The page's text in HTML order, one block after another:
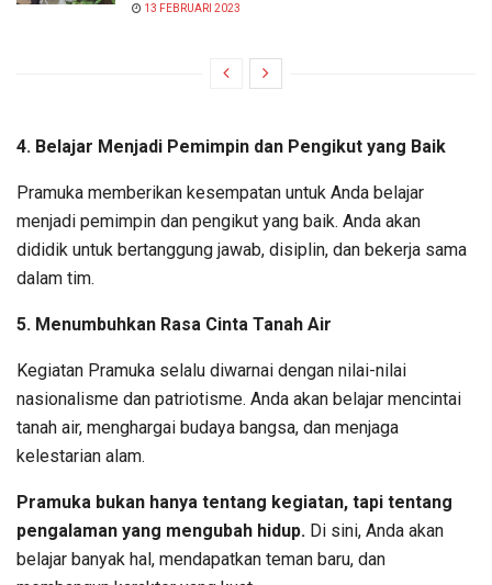
13 FEBRUARI 2023
4. Belajar Menjadi Pemimpin dan Pengikut yang Baik
Pramuka memberikan kesempatan untuk Anda belajar
menjadi pemimpin dan pengikut yang baik. Anda akan
dididik untuk bertanggung jawab, disiplin, dan bekerja sama
dalam tim.
5. Menumbuhkan Rasa Cinta Tanah Air
Kegiatan Pramuka selalu diwarnai dengan nilai-nilai
nasionalisme dan patriotisme. Anda akan belajar mencintai
tanah air, menghargai budaya bangsa, dan menjaga
kelestarian alam.
Pramuka bukan hanya tentang kegiatan, tapi tentang
pengalaman yang mengubah hidup. Di sini, Anda akan
belajar banyak hal, mendapatkan teman baru, dan